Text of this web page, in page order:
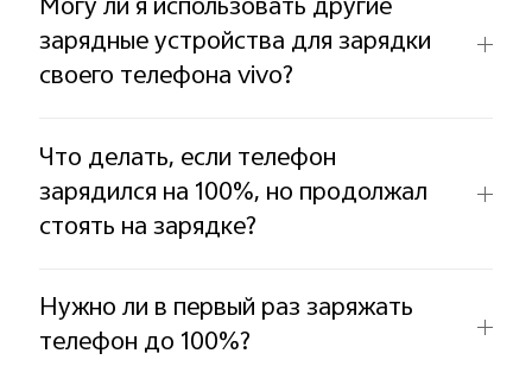
Могу ли я использовать другие
зарядные устройства для зарядки
своего телефона vivo?
Что делать, если телефон
зарядился на 100%, но продолжал
стоять на зарядке?
Нужно ли в первый раз заряжать
телефон до 100%?